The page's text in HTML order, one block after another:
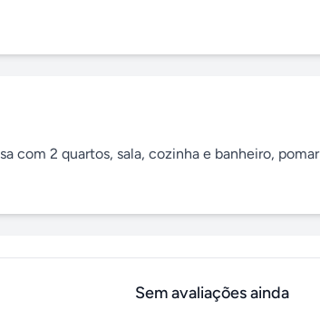
com 2 quartos, sala, cozinha e banheiro,
Sem avaliações ainda